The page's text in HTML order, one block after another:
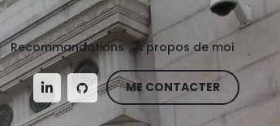
Recommandations À propos de moi
ME CONTACTER